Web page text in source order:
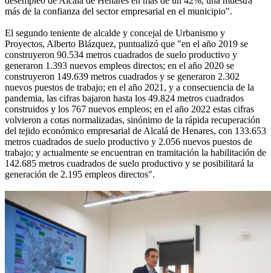
más de la confianza del sector empresarial en el municipio".
El segundo teniente de alcalde y concejal de Urbanismo y
Proyectos, Alberto Blázquez, puntualizó que "en el año 2019 se
construyeron 90.534 metros cuadrados de suelo productivo y
generaron 1.393 nuevos empleos directos; en el año 2020 se
construyeron 149.639 metros cuadrados y se generaron 2.302
nuevos puestos de trabajo; en el año 2021, y a consecuencia de la
pandemia, las cifras bajaron hasta los 49.824 metros cuadrados
construidos y los 767 nuevos empleos; en el año 2022 estas cifras
volvieron a cotas normalizadas, sinónimo de la rápida recuperación
del tejido económico empresarial de Alcalá de Henares, con 133.653
metros cuadrados de suelo productivo y 2.056 nuevos puestos de
trabajo; y actualmente se encuentran en tramitación la habilitación de
142.685 metros cuadrados de suelo productivo y se posibilitará la
generación de 2.195 empleos directos".